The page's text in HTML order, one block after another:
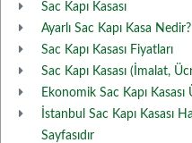
Sac Kapı Kasası
Ayarlı Sac Kapı Kasa Nedir?
Sac Kapı Kasası Fiyatları
Sac Kapı Kasası (İmalat,
Ekonomik Sac Kapı
İstanbul Sac Kapı Kasası
Sayfasıdır